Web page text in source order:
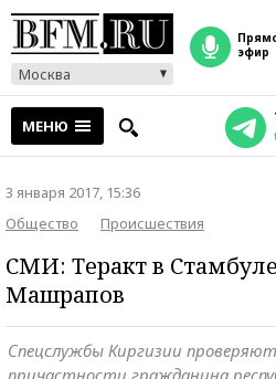
Москва
прямой
эфир
МЕНЮ
3 января 2017, 15:36
Общество
Происшествия
СМИ: Теракт в
Машрапов
Спецслужбы Киргизии
причастности гражданина